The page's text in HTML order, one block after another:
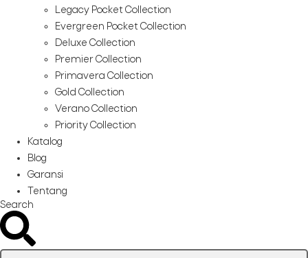
Legacy Pocket Collection
Evergreen Pocket Collection
Deluxe Collection
Premier Collection
Primavera Collection
Gold Collection
Verano Collection
Priority Collection
Katalog
Blog
Garansi
Tentang
Search